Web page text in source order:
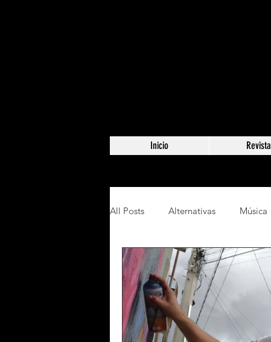
Inicio Revista
All Posts Alternativas Música